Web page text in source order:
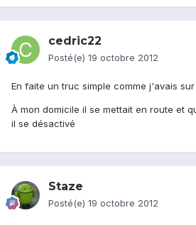
cedric22
Posté(e) 19 octobre 2012
En faite un truc simple comme j'avais
À mon domicile il se mettait en route et
il se désactivé
Staze
Posté(e) 19 octobre 2012